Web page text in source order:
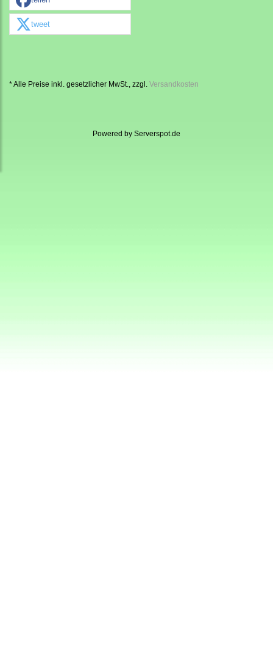
tweet
* Alle Preise inkl. gesetzlicher MwSt., zzgl. Versandkosten
Powered by Serverspot.de